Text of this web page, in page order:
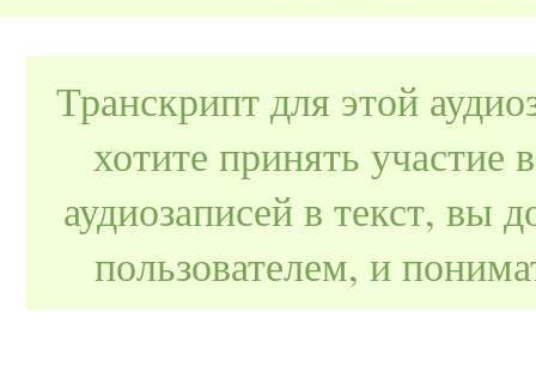
Транскрипт для этой
хотите принять
аудиозаписей в текст, вы
пользователем, и